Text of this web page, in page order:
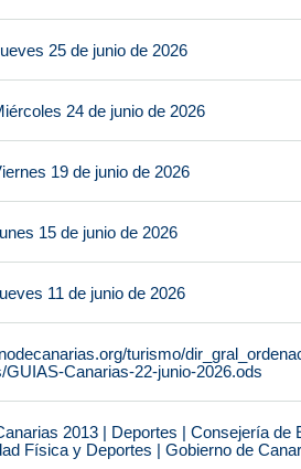
25 de junio de 2026
24 de junio de 2026
19 de junio de 2026
15 de junio de 2026
11 de junio de 2026
turismo/
Canarias-22-junio-2026.ods
2013 | Deportes | Consejería de
Física y Deportes | Gobierno de